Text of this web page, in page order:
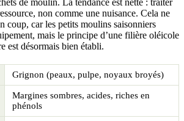
de moulin. La tendance est nette : traiter
non comme une nuisance. Cela ne
coup, car les petits moulins saisonniers
mais le principe d’une filière oléicole
est désormais bien établi.
Grignon (peaux, pulpe, noyaux broyés)
Margines sombres, acides, riches en
phénols